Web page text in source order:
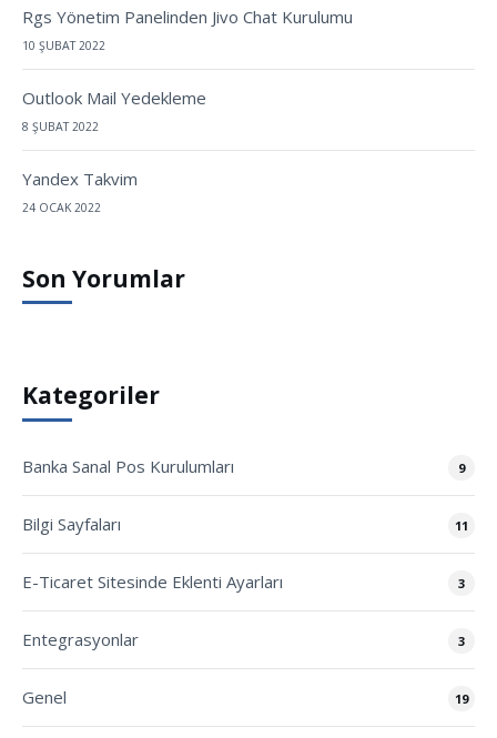
Rgs Yönetim Panelinden Jivo Chat Kurulumu
10 ŞUBAT 2022
Outlook Mail Yedekleme
8 ŞUBAT 2022
Yandex Takvim
24 OCAK 2022
Son Yorumlar
Kategoriler
Banka Sanal Pos Kurulumları 9
Bilgi Sayfaları 11
E-Ticaret Sitesinde Eklenti Ayarları 3
Entegrasyonlar 3
Genel 19